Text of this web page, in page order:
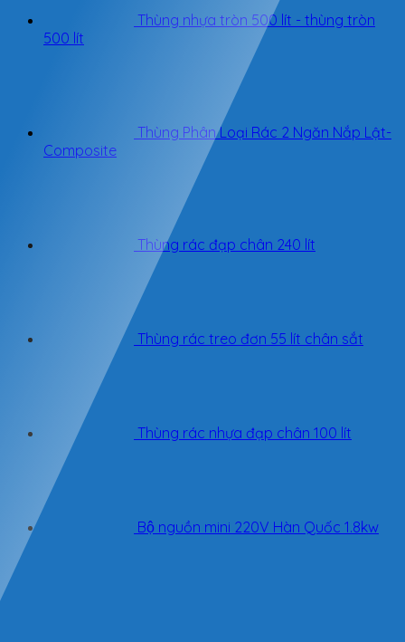
Thùng nhựa tròn 500 lít - thùng tròn
500 lít
Thùng Phân Loại Rác 2 Ngăn Nắp Lật-
Composite
Thùng rác đạp chân 240 lít
Thùng rác treo đơn 55 lít chân sắt
Thùng rác nhựa đạp chân 100 lít
Bộ nguồn mini 220V Hàn Quốc 1.8kw